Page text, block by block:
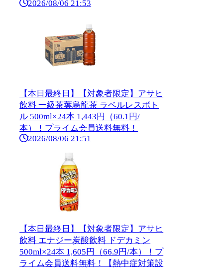
2026/08/06 21:53
【本日最終日】【対象者限定】アサヒ
飲料 一級茶葉烏龍茶 ラベルレスボト
ル 500ml×24本 1,443円（60.1円/
本）！プライム会員送料無料！
2026/08/06 21:51
【本日最終日】【対象者限定】アサヒ
飲料 エナジー炭酸飲料 ドデカミン
500ml×24本 1,605円（66.9円/本）！プ
ライム会員送料無料！【熱中症対策設